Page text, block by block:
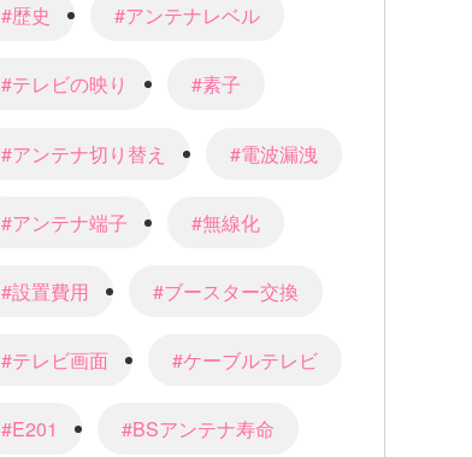
#歴史 #アンテナレベル
#テレビの映り #素子
#アンテナ切り替え #電波漏洩
#アンテナ端子 #無線化
#設置費用 #ブースター交換
#テレビ画面 #ケーブルテレビ
#E201 #BSアンテナ寿命